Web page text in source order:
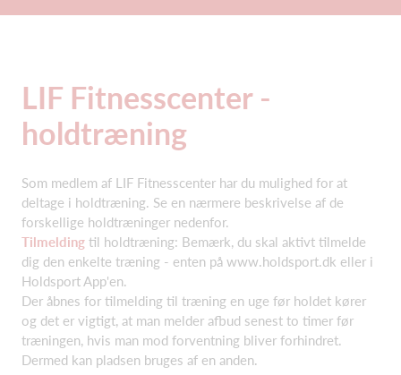
LIF Fitnesscenter -
holdtræning
Som medlem af LIF Fitnesscenter har du mulighed for at
deltage i holdtræning. Se en nærmere beskrivelse af de
forskellige holdtræninger nedenfor.
Tilmelding til holdtræning: Bemærk, du skal aktivt tilmelde
dig den enkelte træning - enten på www.holdsport.dk eller i
Holdsport App'en.
Der åbnes for tilmelding til træning en uge før holdet kører
og det er vigtigt, at man melder afbud senest to timer før
træningen, hvis man mod forventning bliver forhindret.
Dermed kan pladsen bruges af en anden.